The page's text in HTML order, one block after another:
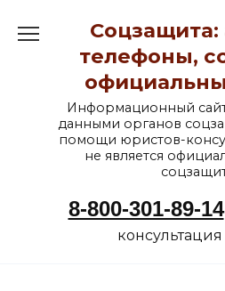
содержанию
Соцзащита:
телефоны,
Информационный
данными органов
помощи юристов-
не является
8-800-301-89-14